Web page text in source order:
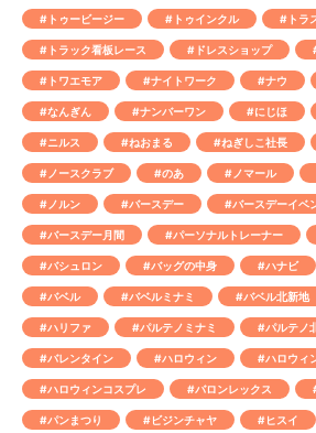
#トゥービージー #トゥインクル #トラ
#トラック看板レース #ドレスショップ
#トワエモア #ナイトワーク #ナウ
#なんぎん #ナンバーワン #にじほ
#ニルス #ねおまる #ねぎしこ社長
#ノースクラブ #のあ #ノマール
#ノルン #バースデー #バースデーイベ
#バースデー月間 #パーソナルトレーナー
#バシュロン #バッグの中身 #ハナビ
#バベル #バベルミナミ #バベル北新地
#ハリファ #パルテノミナミ #パルテノ
#バレンタイン #ハロウィン #ハロウィ
#ハロウィンコスプレ #バロンレックス
#パンまつり #ビジンチャヤ #ヒスイ